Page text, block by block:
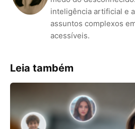
inteligência artificial e
assuntos complexos
acessíveis.
Leia também